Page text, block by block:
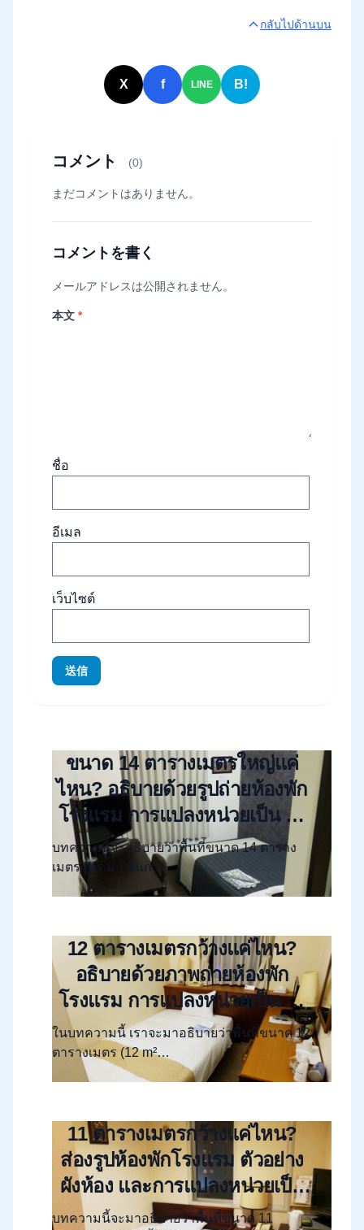
กลับไปด้านบน
X f LINE B!
コメント (0)
まだコメントはありません。
コメントを書く
メールアドレスは公開されません。
本文 *
ชื่อ
อีเมล
เว็บไซต์
送信
ขนาด 14 ตารางเมตรใหญ่แค่
ไหน? อธิบายด้วยรูปถ่ายห้องพัก
โรงแรม การแปลงหน่วยเป็น “สึ
โบะ” “โจ” และผังห้อง
บทความนี้จะอธิบายว่าพื้นที่ขนาด 14 ตาราง
เมตร (ตร.ม.) นั้นกว…
12 ตารางเมตรกว้างแค่ไหน?
อธิบายด้วยภาพถ่ายห้องพัก
โรงแรม การแปลงหน่วยเป็น “สึ
โบะ/โจ” และตัวอย่างผังห้อง
ในบทความนี้ เราจะมาอธิบายว่าพื้นที่ขนาด 12
ตารางเมตร (12 m²…
11 ตารางเมตรกว้างแค่ไหน?
ส่องรูปห้องพักโรงแรม ตัวอย่าง
ผังห้อง และการแปลงหน่วยเป็น
“สึโบะ” และ “โจ”
บทความนี้จะมาอธิบายว่าพื้นที่ขนาด 11